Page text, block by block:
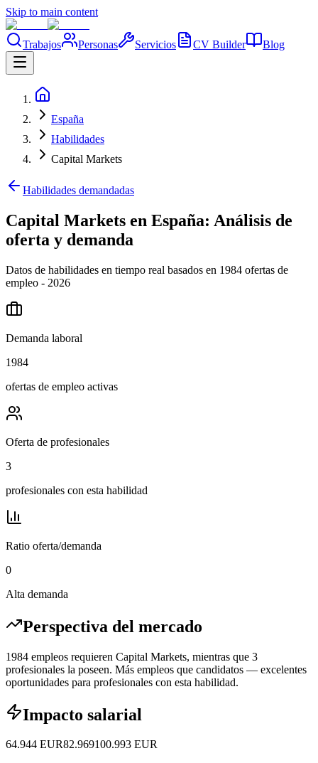
Skip to main content
Trabajos Personas Servicios CV Builder Blog
España
Habilidades
Capital Markets
Habilidades demandadas
Capital Markets en España: Análisis de
oferta y demanda
Datos de habilidades en tiempo real basados en 1984 ofertas de
empleo - 2026
Demanda laboral
1984
ofertas de empleo activas
Oferta de profesionales
3
profesionales con esta habilidad
Ratio oferta/demanda
0
Alta demanda
Perspectiva del mercado
1984 empleos requieren Capital Markets, mientras que 3
profesionales la poseen. Más empleos que candidatos — excelentes
oportunidades para profesionales con esta habilidad.
Impacto salarial
64.944 EUR82.969100.993 EUR